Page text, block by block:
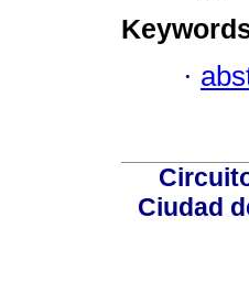
·
Ciudad